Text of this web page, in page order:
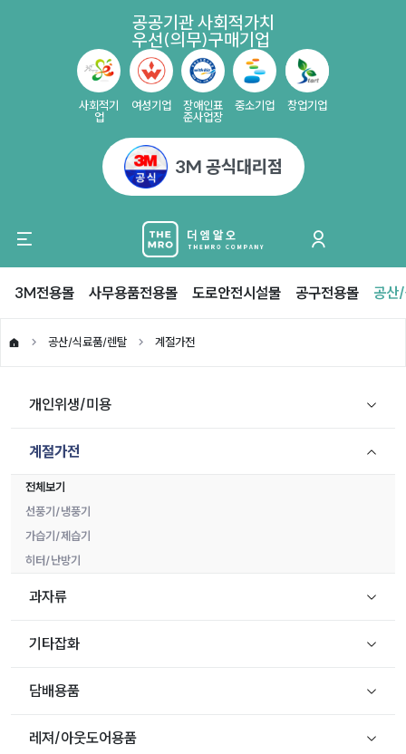
공공기관 사회적가치
우선(의무)구매기업
사회적기
업
여성기업
장애인표
준사업장
중소기업 창업기업
3M 공식대리점
3M전용몰 사무용품전용몰 도로안전시설물 공구전용몰 공산
공산/식료품/렌탈 계절가전
개인위생/미용
계절가전
전체보기
선풍기/냉풍기
가습기/제습기
히터/난방기
과자류
기타잡화
담배용품
레져/아웃도어용품